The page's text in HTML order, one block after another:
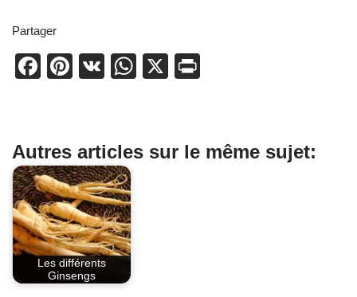
Partager
F
e
b
o
o
k
Pi
e
st
V
W
s
A
X
Autres articles sur le même sujet:
Les différents
Ginsengs